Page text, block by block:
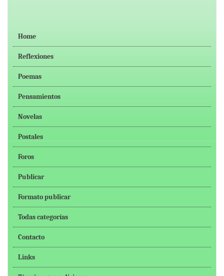
Home
Reflexiones
Poemas
Pensamientos
Novelas
Postales
Foros
Publicar
Formato publicar
Todas categorías
Contacto
Links